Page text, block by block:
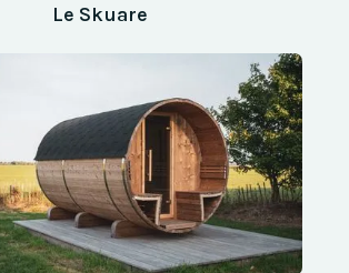
Le Skuare